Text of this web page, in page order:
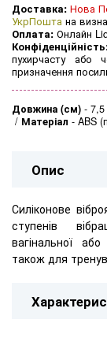
Доставка: Нова
УкрПошта на
Оплата: Онлайн
пухирчасту або
призначення
Довжина (см) - 7,5
Матеріал - ABS
Опис
Силіконове
ступенів
вагінальної
також для